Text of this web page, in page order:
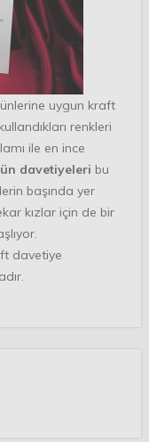
uygun kraft
renkleri
ile en ince
davetiyeleri bu
başında yer
kızlar için de bir
davetiye